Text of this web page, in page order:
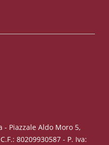
Piazzale Aldo Moro 5,
80209930587 - P. Iva: